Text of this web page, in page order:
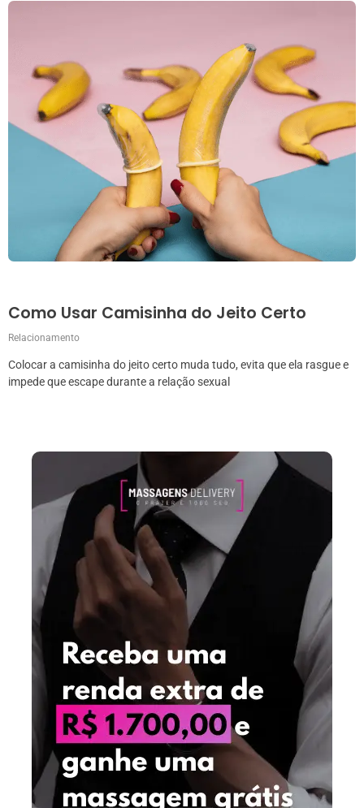
Como Usar Camisinha do Jeito Certo
Relacionamento
Colocar a camisinha do jeito certo muda tudo, evita que ela rasgue e
impede que escape durante a relação sexual